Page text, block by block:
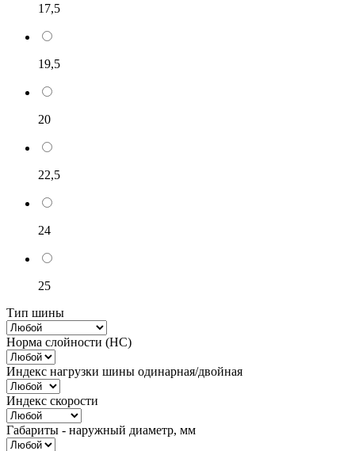
17,5
19,5
20
22,5
24
25
Тип шины
Норма слойности (НС)
Индекс нагрузки шины одинарная/двойная
Индекс скорости
Габариты - наружный диаметр, мм